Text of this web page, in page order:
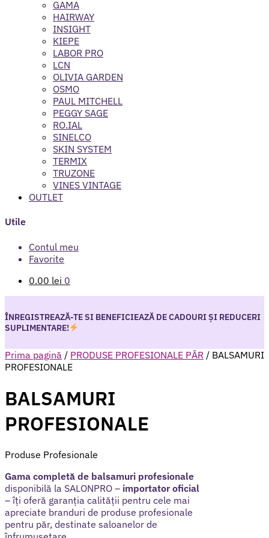
GAMA
HAIRWAY
INSIGHT
KIEPE
LABOR PRO
LCN
OLIVIA GARDEN
OSMO
PAUL MITCHELL
PEGGY SAGE
RO.IAL
SINELCO
SKIN SYSTEM
TERMIX
TRUZONE
VINES VINTAGE
OUTLET
Utile
Contul meu
Favorite
0.00 lei 0
ÎNREGISTREAZĂ-TE SI BENEFICIEAZĂ DE CADOURI ȘI REDUCERI
SUPLIMENTARE!
Prima pagină / PRODUSE PROFESIONALE PĂR / BALSAMURI
PROFESIONALE
BALSAMURI
PROFESIONALE
Produse Profesionale
Gama completă de balsamuri profesionale
disponibilă la SALONPRO – importator oficial
– îți oferă garanția calității pentru cele mai
apreciate branduri de produse profesionale
pentru păr, destinate saloanelor de